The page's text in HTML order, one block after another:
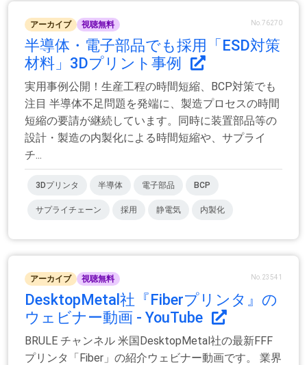
アーカイブ 視聴無料 No.76270
半導体・電子部品でも採用「ESD対策
材料」3Dプリント事例
実用事例公開！生産工程の時間短縮、BCP対策でも
注目 半導体不足問題を発端に、製造プロセスの時間
短縮の要請が継続しています。同時に装置部品等の
設計・製造の内製化による時間短縮や、サプライ
チ...
3Dプリンタ 半導体 電子部品 BCP
サプライチェーン 採用 静電気 内製化
アーカイブ 視聴無料 No.23541
DesktopMetal社『Fiberプリンタ』の
ウェビナー動画 - YouTube
BRULE チャンネル 米国DesktopMetal社の最新FFF
プリンタ「Fiber」の紹介ウェビナー動画です。 業界